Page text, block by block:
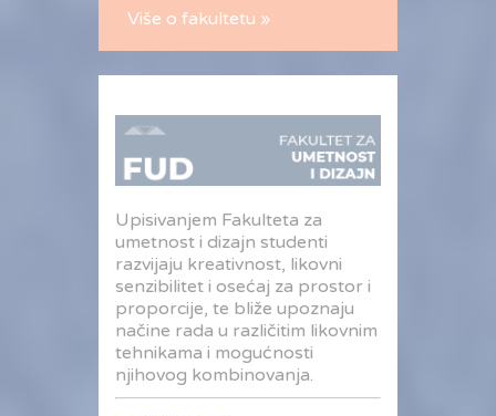
Više o fakultetu »
Upisivanjem Fakulteta za
umetnost i dizajn studenti
razvijaju kreativnost, likovni
senzibilitet i osećaj za prostor i
proporcije, te bliže upoznaju
načine rada u različitim likovnim
tehnikama i mogućnosti
njihovog kombinovanja.